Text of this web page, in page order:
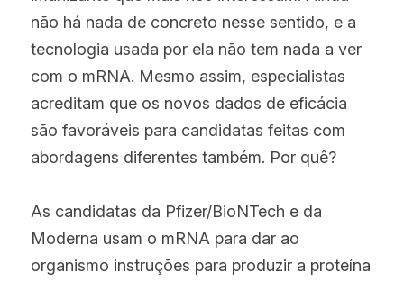
não há nada de concreto nesse sentido, e a
tecnologia usada por ela não tem nada a ver
com o mRNA. Mesmo assim, especialistas
acreditam que os novos dados de eficácia
são favoráveis para candidatas feitas com
abordagens diferentes também. Por quê?
As candidatas da Pfizer/BioNTech e da
Moderna usam o mRNA para dar ao
organismo instruções para produzir a proteína